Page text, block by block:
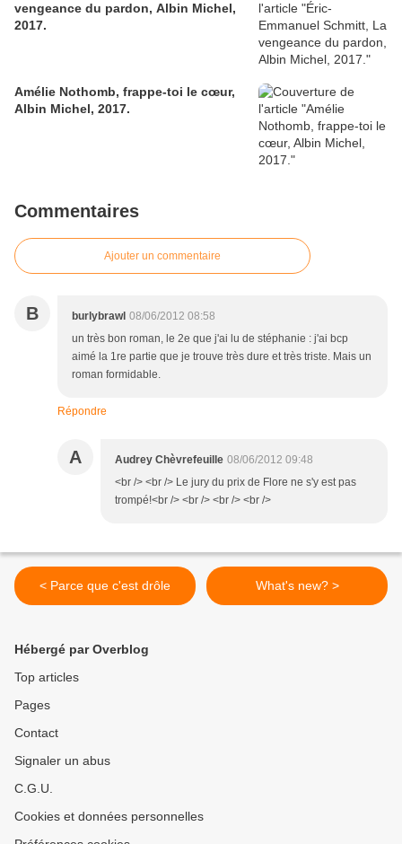
vengeance du pardon, Albin Michel,
2017.
Amélie Nothomb, frappe-toi le cœur,
Albin Michel, 2017.
Commentaires
Ajouter un commentaire
B burlybrawl 08/06/2012 08:58
un très bon roman, le 2e que j'ai lu de stéphanie : j'ai bcp
aimé la 1re partie que je trouve très dure et très triste. Mais un
roman formidable.
Répondre
A Audrey Chèvrefeuille 08/06/2012 09:48
<br /> <br /> Le jury du prix de Flore ne s'y est pas
trompé!<br /> <br /> <br /> <br />
< Parce que c'est drôle What's new? >
Hébergé par Overblog
Top articles
Pages
Contact
Signaler un abus
C.G.U.
Cookies et données personnelles